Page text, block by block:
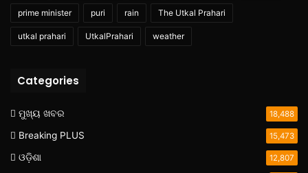
prime minister puri rain The Utkal Prahari
utkal prahari UtkalPrahari weather
Categories
ମୁଖ୍ୟ ଖବର 18,488
Breaking PLUS 15,473
ଓଡ଼ିଶା 12,807